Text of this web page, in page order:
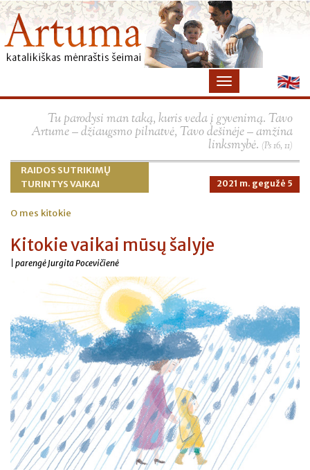
Tu parodysi man taką, kuris veda į gyvenimą. Tavo
Artume – džiaugsmo pilnatvė, Tavo dešinėje – amžina
linksmybė. (Ps 16, 11)
RAIDOS SUTRIKIMŲ
TURINTYS VAIKAI
2021 m. gegužė 5
O mes kitokie
Kitokie vaikai mūsų šalyje
| parengė Jurgita Pocevičienė
×